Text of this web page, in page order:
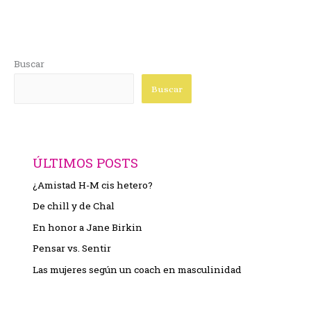
Buscar
Buscar
ÚLTIMOS POSTS
¿Amistad H-M cis hetero?
De chill y de Chal
En honor a Jane Birkin
Pensar vs. Sentir
Las mujeres según un coach en masculinidad